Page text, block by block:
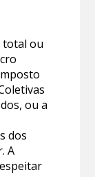
total ou
ou a
dos
A